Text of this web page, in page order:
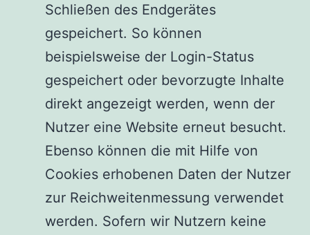
Schließen des Endgerätes
gespeichert. So können
beispielsweise der Login-Status
gespeichert oder bevorzugte Inhalte
direkt angezeigt werden, wenn der
Nutzer eine Website erneut besucht.
Ebenso können die mit Hilfe von
Cookies erhobenen Daten der Nutzer
zur Reichweitenmessung verwendet
werden. Sofern wir Nutzern keine